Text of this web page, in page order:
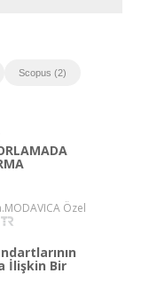
Scopus (2)
Özel
İlişkin Bir